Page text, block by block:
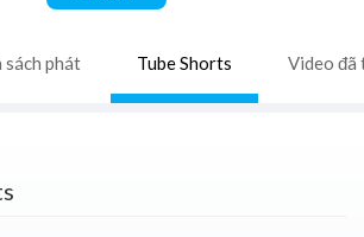
sách phát Tube Shorts Video đã